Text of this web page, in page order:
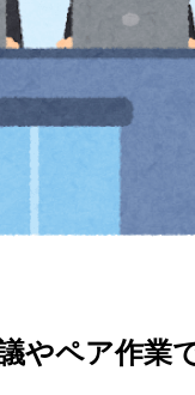
やペア作業